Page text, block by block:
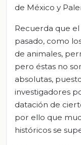
de México y
Recuerda que
pasado, como
de animales,
pero éstas no
absolutas,
investigadores
datación de
por ello que
históricos se